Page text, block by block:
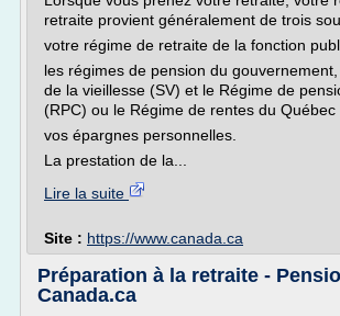
retraite provient généralement de trois
votre régime de retraite de la fonction
les régimes de pension du
de la vieillesse (SV) et le Régime de
(RPC) ou le Régime de rentes du Québec
vos épargnes personnelles.
La prestation de la...
Lire la suite
Site : https://www.canada.ca
Préparation à la retraite -
Canada.ca